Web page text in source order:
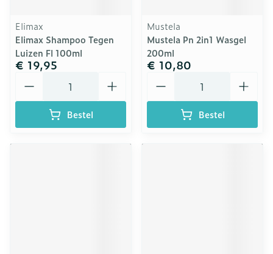
Elimax
Elimax Shampoo Tegen
Luizen Fl 100ml
€ 19,95
Bestel
Mustela
Mustela Pn 2in1 Wasgel
200ml
€ 10,80
Bestel